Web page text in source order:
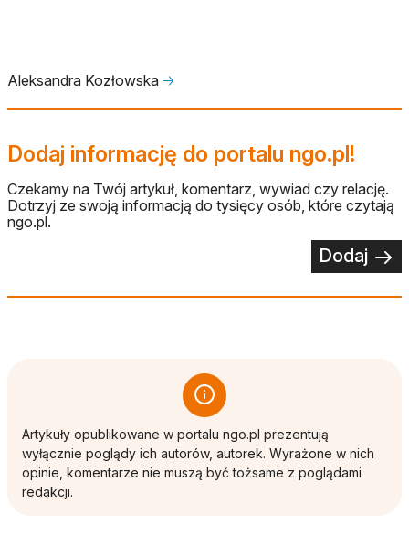
Aleksandra Kozłowska 🡢
Dodaj informację do portalu ngo.pl!
Czekamy na Twój artykuł, komentarz, wywiad czy relację.
Dotrzyj ze swoją informacją do tysięcy osób, które czytają
ngo.pl.
Dodaj
Artykuły opublikowane w portalu ngo.pl prezentują
wyłącznie poglądy ich autorów, autorek. Wyrażone w nich
opinie, komentarze nie muszą być tożsame z poglądami
redakcji.